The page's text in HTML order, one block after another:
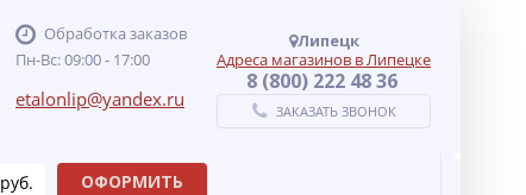
Обработка заказов
Пн-Вс: 09:00 - 17:00
etalonlip@yandex.ru
Липецк
Адреса магазинов в Липецке
8 (800) 222 48 36
ЗАКАЗАТЬ ЗВОНОК
руб. ОФОРМИТЬ